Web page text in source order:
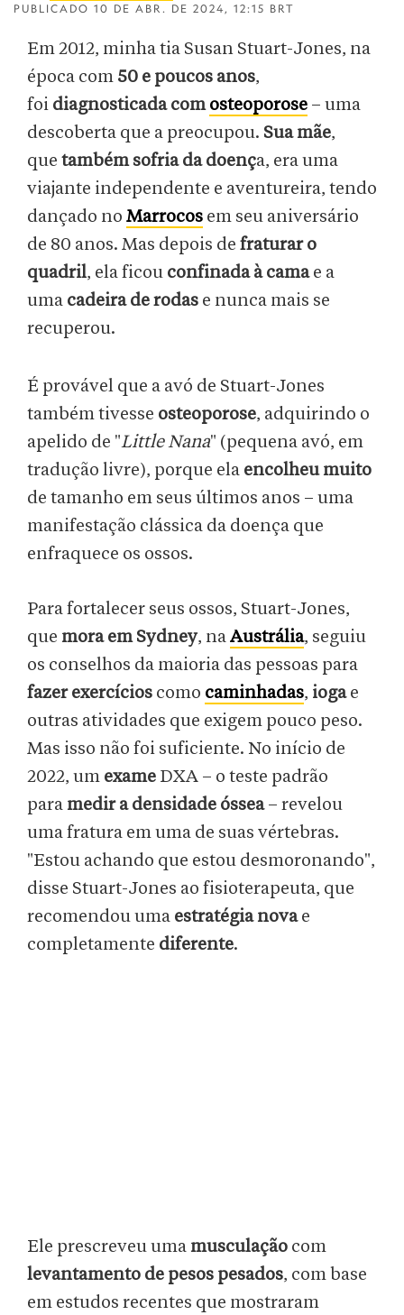
PUBLICADO 10 DE ABR. DE 2024, 12:15 BRT
Em 2012, minha tia Susan Stuart-Jones, na
época com 50 e poucos anos,
foi diagnosticada comosteoporose – uma
descoberta que a preocupou. Sua mãe,
que também sofria da doença, era uma
viajante independente e aventureira, tendo
dançado no Marrocos em seu aniversário
de 80 anos. Mas depois de fraturar o
quadril, ela ficou confinada à camae a
uma cadeira de rodas e nunca mais se
recuperou.
É provável que a avó de Stuart-Jones
também tivesse osteoporose, adquirindo o
apelido de "Little Nana" (pequena avó, em
tradução livre), porque ela encolheu muito
de tamanho em seus últimos anos – uma
manifestação clássica da doença que
enfraquece os ossos.
Para fortalecer seus ossos, Stuart-Jones,
que mora em Sydney, naAustrália, seguiu
os conselhos da maioria das pessoas para
fazer exercícios como caminhadas, iogae
outras atividades que exigem pouco peso.
Mas isso não foi suficiente. No início de
2022, um exame DXA – o teste padrão
para medir a densidade óssea– revelou
uma fratura em uma de suas vértebras.
"Estou achando que estou desmoronando",
disse Stuart-Jones ao fisioterapeuta, que
recomendou uma estratégia novae
completamente diferente.
Ele prescreveu uma musculação com
levantamento de pesos pesados, com base
em estudos recentes que mostraram